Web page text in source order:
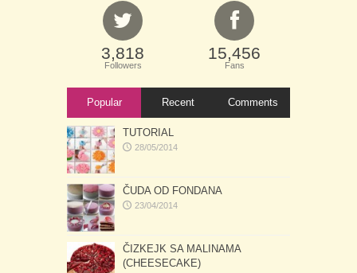
3,818
Followers
15,456
Fans
Popular Recent Comments
TUTORIAL
28/05/2014
ČUDA OD FONDANA
23/04/2014
ČIZKEJK SA MALINAMA
(CHEESECAKE)